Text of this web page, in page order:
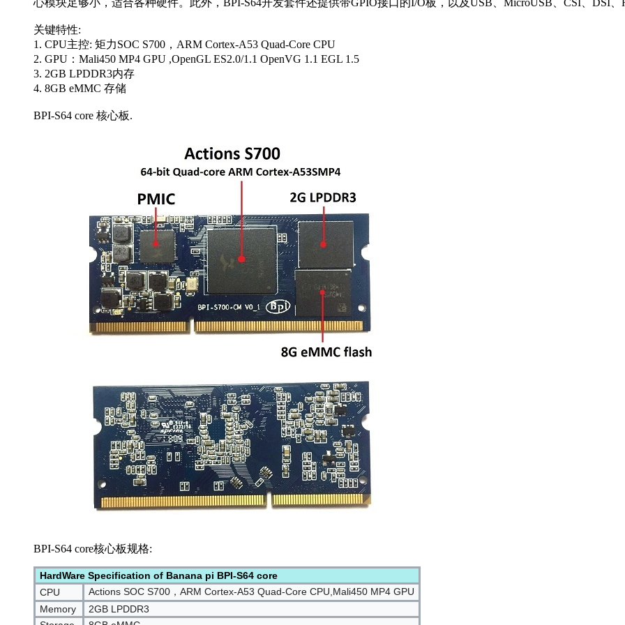
关键特性:
1. CPU主控: 矩力SOC S700，ARM Cortex-A53 Quad-Core CPU
2. GPU：Mali450 MP4 GPU ,OpenGL ES2.0/1.1 OpenVG 1.1 EGL 1.5
3. 2GB LPDDR3内存
4. 8GB eMMC 存储
BPI-S64 core 核心板.
BPI-S64 core核心板规格:
HardWare Specification of Banana pi BPI-S64 core
CPU
Actions SOC S700，ARM Cortex-A53 Quad-Core CPU,Mali450 MP4 GPU
Memory
2GB LPDDR3